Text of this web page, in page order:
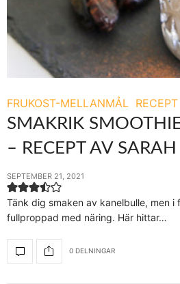
FRUKOST-MELLANMÅL RECEPT
SMAKRIK
– RECEPT AV
SEPTEMBER 21, 2021
Tänk dig smaken av kanelbulle, men
fullproppad med näring. Här hittar…
0 DELNINGAR